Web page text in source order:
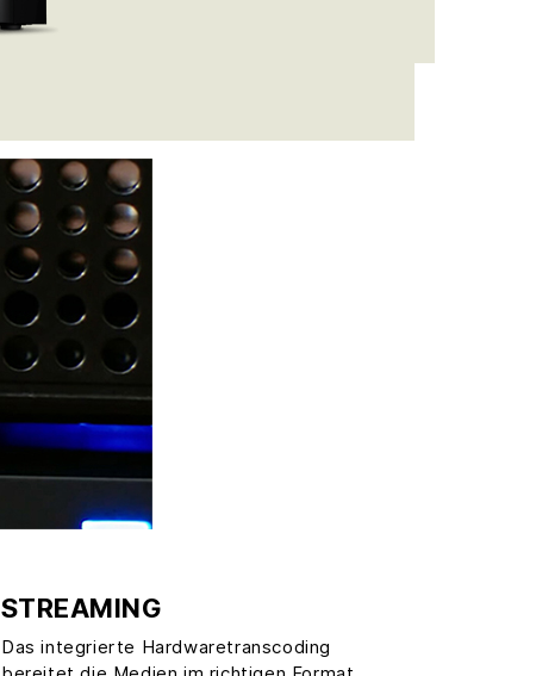
STREAMING
Das integrierte Hardwaretranscoding